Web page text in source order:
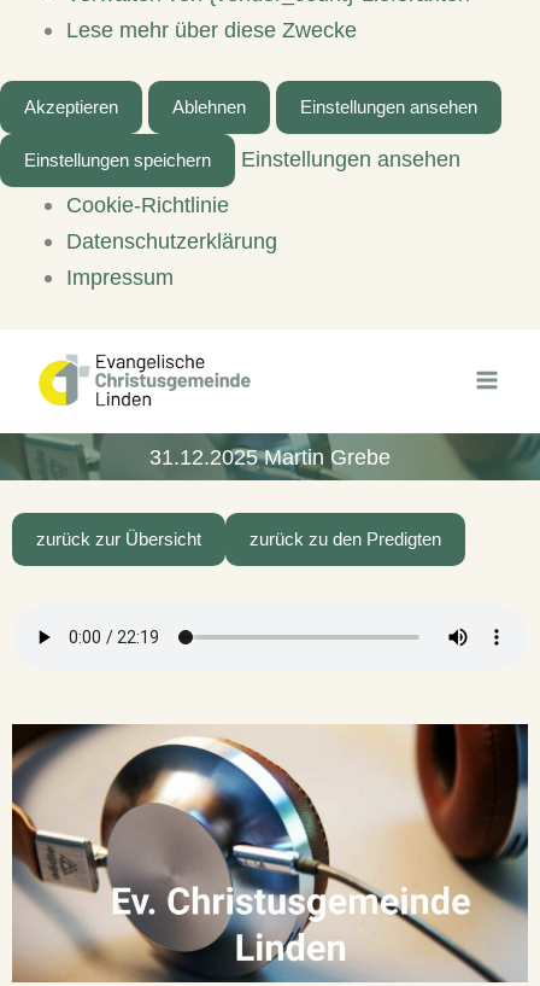
Lese mehr über diese Zwecke
Akzeptieren Ablehnen Einstellungen ansehen
Einstellungen speichern
Einstellungen ansehen
Cookie-Richtlinie
Datenschutzerklärung
Impressum
Inhalt
31.12.2025 Martin Grebe
zurück zur Übersicht zurück zu den Predigten